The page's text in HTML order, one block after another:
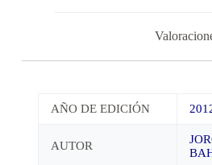
AÑO DE EDICIÓN
AUTOR